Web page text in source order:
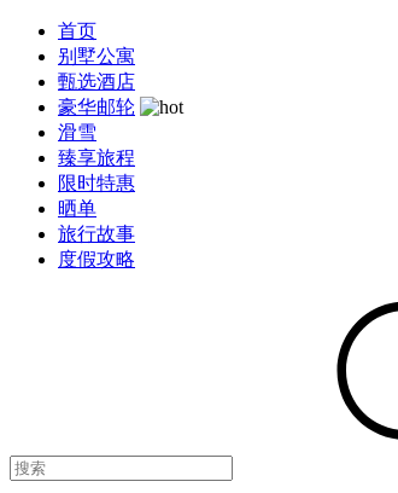
首页
别墅公寓
甄选酒店
豪华邮轮
滑雪
臻享旅程
限时特惠
晒单
旅行故事
度假攻略